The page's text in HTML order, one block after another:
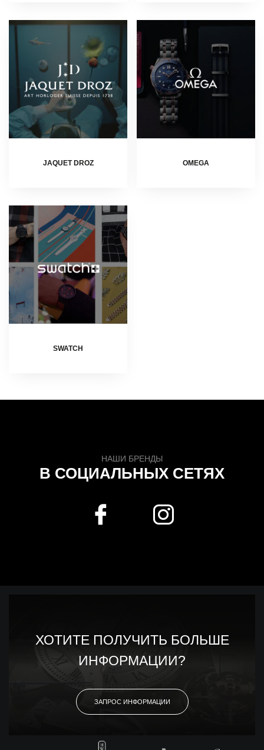
JAQUET DROZ OMEGA
SWATCH
НАШИ БРЕНДЫ
В СОЦИАЛЬНЫХ СЕТЯХ
ХОТИТЕ ПОЛУЧИТЬ БОЛЬШЕ
ИНФОРМАЦИИ?
ЗАПРОС ИНФОРМАЦИИ